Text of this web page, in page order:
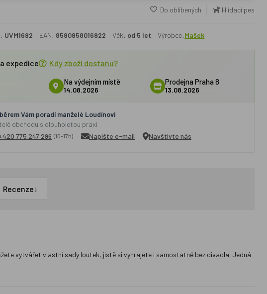
Do oblíbených Hlídací pes
UVM1692 EAN: 8590958016922 Věk: od 5 let Výrobce:Mašek
expedice Kdy zboží dostanu?
Na výdejním místě
14.08.2026
Prodejna Praha 8
13.08.2026
Vám poradí manželé Loudínovi
obchodu s dlouholetou praxí
775 247 296 (10-17h) Napište e-mail Navštivte nás
Recenze↓
vytvářet vlastní sady loutek, jistě si vyhrajete i samostatně bez divadla. Jedná